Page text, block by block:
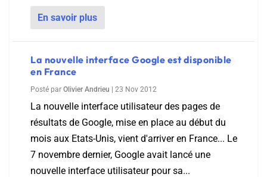
En savoir plus
La nouvelle interface Google est disponible
en France
Posté par Olivier Andrieu 23 Nov 2012
La nouvelle interface utilisateur des pages de
résultats de Google, mise en place au début du
mois aux Etats-Unis, vient d'arriver en France... Le
7 novembre dernier, Google avait lancé une
nouvelle interface utilisateur pour sa...